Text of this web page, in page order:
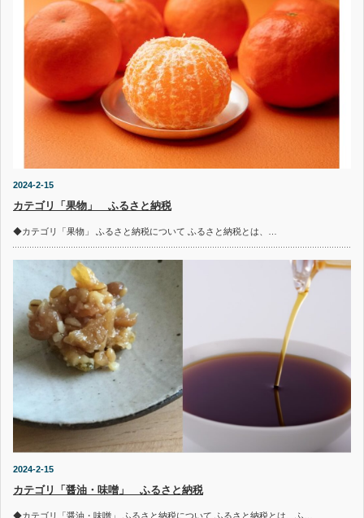
2024-2-15
カテゴリ「果物」 ふるさと納税
◆カテゴリ「果物」 ふるさと納税について ふるさと納税とは、…
2024-2-15
カテゴリ「醤油・味噌」 ふるさと納税
◆カテゴリ「醤油・味噌」 ふるさと納税について ふるさと納税とは、ふ…